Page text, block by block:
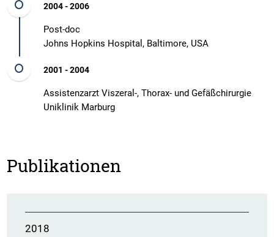
2004 - 2006
Post-doc
Johns Hopkins Hospital, Baltimore, USA​​​​​​​
2001 - 2004
Assistenzarzt Viszeral-, Thorax- und Gefäßchirurgie
​​​​​​​Uniklinik Marburg
Publikationen
2018